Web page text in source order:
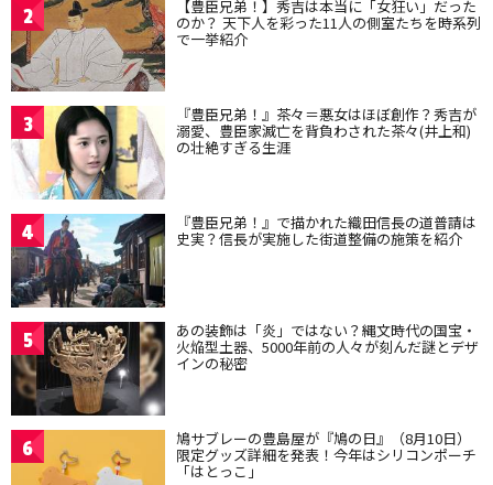
2 【豊臣兄弟！】秀吉は本当に「女狂い」だった
のか？ 天下人を彩った11人の側室たちを時系列
で一挙紹介
3 『豊臣兄弟！』茶々＝悪女はほぼ創作？秀吉が
溺愛、豊臣家滅亡を背負わされた茶々(井上和)
の壮絶すぎる生涯
4 『豊臣兄弟！』で描かれた織田信長の道普請は
史実？信長が実施した街道整備の施策を紹介
5 あの装飾は「炎」ではない？縄文時代の国宝・
火焔型土器、5000年前の人々が刻んだ謎とデザ
インの秘密
6 鳩サブレーの豊島屋が『鳩の日』（8月10日）
限定グッズ詳細を発表！今年はシリコンポーチ
「はとっこ」